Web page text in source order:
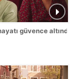
güvence altında!